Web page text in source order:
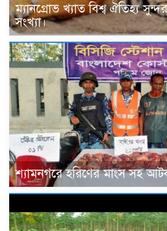
ম্যানগ্রোভ খ্যাত বিশ্ব ঐতিহ্য
সংখ্যা।
শ্যামনগরে হরিণের মাংস সহ